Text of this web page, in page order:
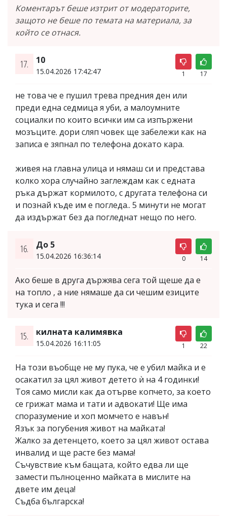
Коментарът беше изтрит от модераторите,
защото не беше по темата на материала, за
който се отнася.
17. 10
15.04.2026 17:42:47 1 17
не това че е пушил трева предния ден или
преди една седмица я уби, а малоумните
социалки по които всички им са изпържени
мозъците. дори сляп човек ще забележи как на
записа е зяпнал по телефона докато кара.
живея на главна улица и нямаш си и представа
колко хора случайно заглеждам как с едната
ръка държат кормилото, с другата телефона си
и познай къде им е погледа.. 5 минути не могат
да издържат без да погледнат нещо по него.
16. До 5
15.04.2026 16:36:14 0 14
Ако беше в друга държява сега той щеше да е
на топло , а ние нямаше да си чешим езиците
тука и сега !!!
15. килната калимявка
15.04.2026 16:11:05 1 22
На този въобще не му пука, че е убил майка и е
осакатил за цял живот детето ѝ на 4 годинки!
Тоя само мисли как да отърве копчето, за което
се грижат мама и тати и адвокати! Ще има
споразумение и хоп момчето е навън!
Язък за погубения живот на майката!
Жалко за детенцето, което за цял живот остава
инвалид и ще расте без мама!
Съчувствие към бащата, който едва ли ще
замести пълноценно майката в мислите на
двете им деца!
Съдба българска!